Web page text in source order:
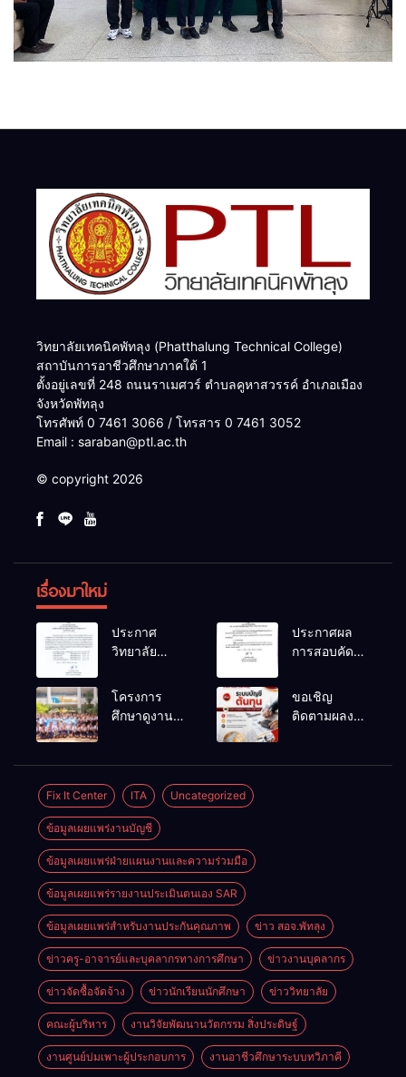
วิทยาลัยเทคนิคพัทลุง (Phatthalung Technical College)
สถาบันการอาชีวศึกษาภาคใต้ 1
ตั้งอยู่เลขที่ 248 ถนนราเมศวร์ ตำบลคูหาสวรรค์ อำเภอเมือง
จังหวัดพัทลุง
โทรศัพท์ 0 7461 3066 / โทรสาร 0 7461 3052
Email : saraban@ptl.ac.th
© copyright 2026
เรื่องมาใหม่
ประกาศ
วิทยาลัย
เรื่อง ประกาศ
ผลการ
พิจารณาแผน
โครงการ
พัฒนา
ศักยภาพผู้
เรียน
อาชีวศึกษาใน
การเป็นผู้
ประกอบการ
ประจำปีการ
ศึกษา 2569
ประกาศผล
การสอบคัด
ลูกจ้าง
ชั่วคราว
รถยนต์
โครงการ
ศึกษาดูงาน
ปวช.๑ แผนก
วิชา
เทคโนโลยี
ธุรกิจดิจิทัล
ขอเชิญ
ติดตามผลงาน
Fix It Center ITA Uncategorized
ข้อมูลเผยแพร่งานบัญชี
ข้อมูลเผยแพร่ฝ่ายแผนงานและความร่วมมือ
ข้อมูลเผยแพร่รายงานประเมินตนเอง SAR
ข้อมูลเผยแพร่สำหรับงานประกันคุณภาพ ข่าว สอจ.พัทลุง
ข่าวครู-อาจารย์และบุคลากรทางการศึกษา ข่าวงานบุคลากร
ข่าวจัดซื้อจัดจ้าง ข่าวนักเรียนนักศึกษา ข่าววิทยาลัย
คณะผู้บริหาร งานวิจัยพัฒนานวัตกรรม สิ่งประดิษฐ์
งานศูนย์บ่มเพาะผู้ประกอบการ งานอาชีวศึกษาระบบทวิภาคี